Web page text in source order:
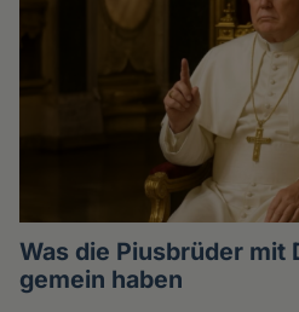
Was die Piusbrüder mit
gemein haben